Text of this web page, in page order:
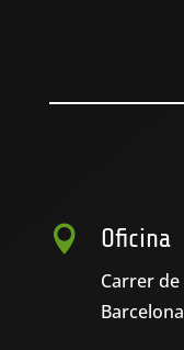
 Oficina
Carrer
Barcelona